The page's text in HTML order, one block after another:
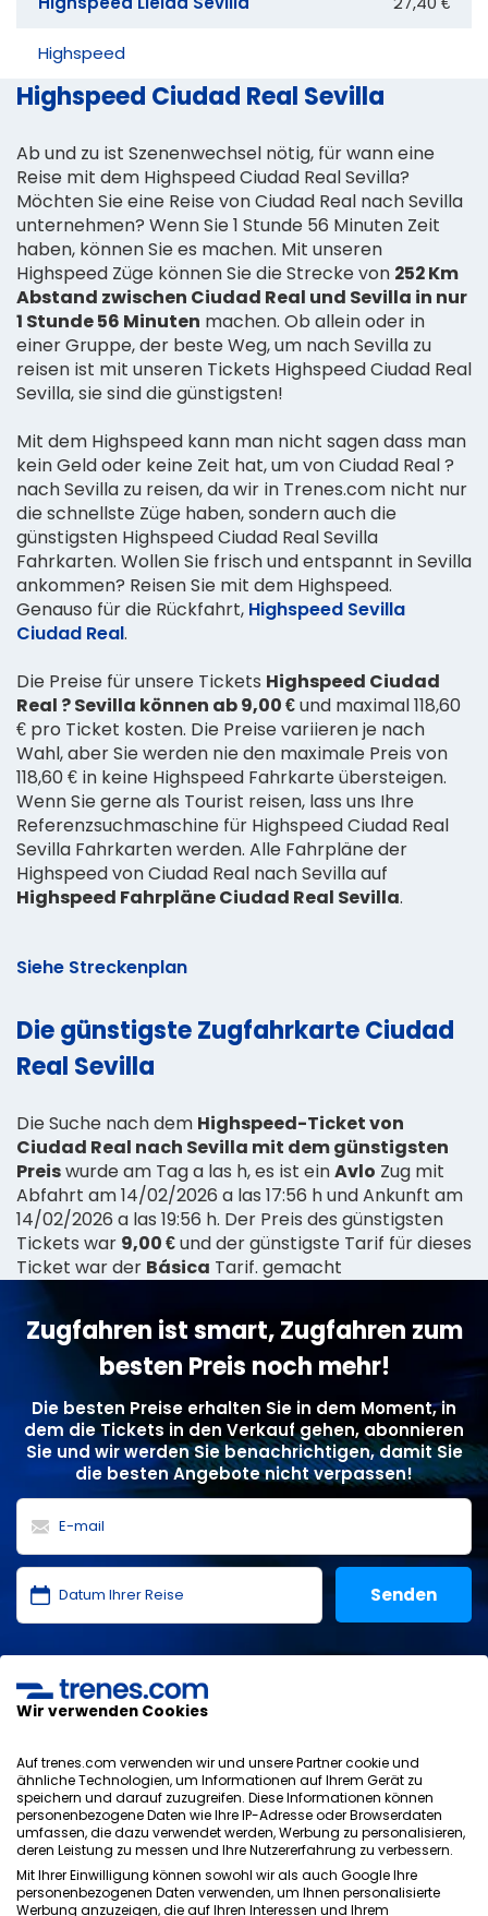
Highspeed
Highspeed Ciudad Real Sevilla
Ab und zu ist Szenenwechsel nötig, für wann eine
Reise mit dem Highspeed Ciudad Real Sevilla?
Möchten Sie eine Reise von Ciudad Real nach Sevilla
unternehmen? Wenn Sie 1 Stunde 56 Minuten Zeit
haben, können Sie es machen. Mit unseren
Highspeed Züge können Sie die Strecke von 252 Km
Abstand zwischen Ciudad Real und Sevilla in nur
1 Stunde 56 Minuten machen. Ob allein oder in
einer Gruppe, der beste Weg, um nach Sevilla zu
reisen ist mit unseren Tickets Highspeed Ciudad Real
Sevilla, sie sind die günstigsten!
Mit dem Highspeed kann man nicht sagen dass man
kein Geld oder keine Zeit hat, um von Ciudad Real ?
nach Sevilla zu reisen, da wir in Trenes.com nicht nur
die schnellste Züge haben, sondern auch die
günstigsten Highspeed Ciudad Real Sevilla
Fahrkarten. Wollen Sie frisch und entspannt in Sevilla
ankommen? Reisen Sie mit dem Highspeed.
Genauso für die Rückfahrt, Highspeed Sevilla
Ciudad Real.
Die Preise für unsere Tickets Highspeed Ciudad
Real ? Sevilla können ab 9,00 €und maximal 118,60
€ pro Ticket kosten. Die Preise variieren je nach
Wahl, aber Sie werden nie den maximale Preis von
118,60 € in keine Highspeed Fahrkarte übersteigen.
Wenn Sie gerne als Tourist reisen, lass uns Ihre
Referenzsuchmaschine für Highspeed Ciudad Real
Sevilla Fahrkarten werden. Alle Fahrpläne der
Highspeed von Ciudad Real nach Sevilla auf
Highspeed Fahrpläne Ciudad Real Sevilla.
Siehe Streckenplan
Die günstigste Zugfahrkarte Ciudad
Real Sevilla
Die Suche nach dem Highspeed-Ticket von
Ciudad Real nach Sevilla mit dem günstigsten
Preiswurde am Tag a las h, es ist einAvlo Zug mit
Abfahrt am 14/02/2026 a las 17:56 h und Ankunft am
14/02/2026 a las 19:56 h. Der Preis des günstigsten
Tickets war 9,00 €und der günstigste Tarif für dieses
Ticket war der Básica Tarif. gemacht
Zugfahren ist smart, Zugfahren zum
besten Preis noch mehr!
Die besten Preise erhalten Sie in dem Moment, in
dem die Tickets in den Verkauf gehen, abonnieren
Sie und wir werden Sie benachrichtigen, damit Sie
die besten Angebote nicht verpassen!
allgemeinen Bedingungen
gelesen und akzeptiere sie.
Datenschutzrichtlinie
AGB
Cookie-Richtlinie
Sicherheitsrichtlinie
Impressum
Wir verwenden Cookies
Auf trenes.com verwenden wir und unsere Partner cookie und
ähnliche Technologien, um Informationen auf Ihrem Gerät zu
speichern und darauf zuzugreifen. Diese Informationen können
personenbezogene Daten wie Ihre IP-Adresse oder Browserdaten
umfassen, die dazu verwendet werden, Werbung zu personalisieren,
deren Leistung zu messen und Ihre Nutzererfahrung zu verbessern.
Mit Ihrer Einwilligung können sowohl wir als auch Google Ihre
personenbezogenen Daten verwenden, um Ihnen personalisierte
Werbung anzuzeigen, die auf Ihren Interessen und Ihrem